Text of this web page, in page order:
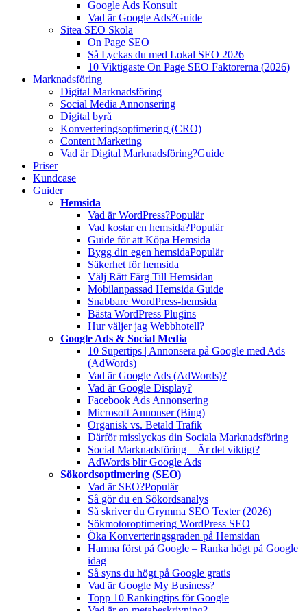
Google Ads Konsult
Vad är Google Ads?Guide
Sitea SEO Skola
On Page SEO
Så Lyckas du med Lokal SEO 2026
10 Viktigaste On Page SEO Faktorerna (2026)
Marknadsföring
Digital Marknadsföring
Social Media Annonsering
Digital byrå
Konverteringsoptimering (CRO)
Content Marketing
Vad är Digital Marknadsföring?Guide
Priser
Kundcase
Guider
Hemsida
Vad är WordPress?Populär
Vad kostar en hemsida?Populär
Guide för att Köpa Hemsida
Bygg din egen hemsidaPopulär
Säkerhet för hemsida
Välj Rätt Färg Till Hemsidan
Mobilanpassad Hemsida Guide
Snabbare WordPress-hemsida
Bästa WordPress Plugins
Hur väljer jag Webbhotell?
Google Ads & Social Media
10 Supertips | Annonsera på Google med Ads
(AdWords)
Vad är Google Ads (AdWords)?
Vad är Google Display?
Facebook Ads Annonsering
Microsoft Annonser (Bing)
Organisk vs. Betald Trafik
Därför misslyckas din Sociala Marknadsföring
Social Marknadsföring – Är det viktigt?
AdWords blir Google Ads
Sökordsoptimering (SEO)
Vad är SEO?Populär
Så gör du en Sökordsanalys
Så skriver du Grymma SEO Texter (2026)
Sökmotoroptimering WordPress SEO
Öka Konverteringsgraden på Hemsidan
Hamna först på Google – Ranka högt på Google
idag
Så syns du högt på Google gratis
Vad är Google My Business?
Topp 10 Rankingtips för Google